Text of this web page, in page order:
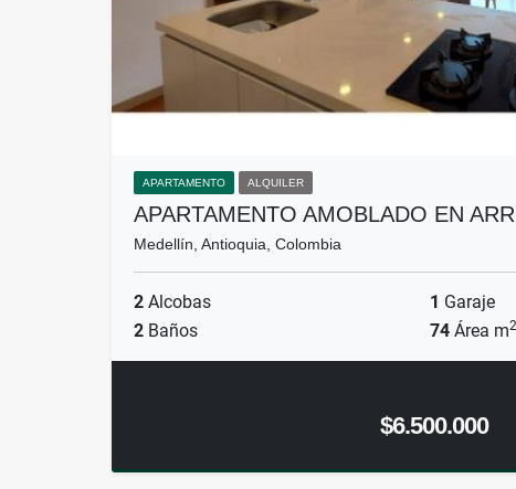
APARTAMENTO ALQUILER
APARTAMENTO AMOBLADO EN
Medellín, Antioquia, Colombia
2 Alcobas 1 Garaje
2 Baños 74 Área m2
$6.500.000